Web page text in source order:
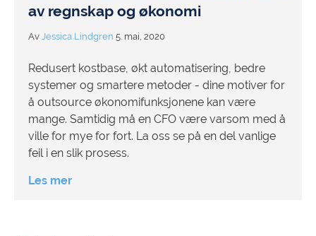
av regnskap og økonomi
Av Jessica Lindgren 5. mai, 2020
Redusert kostbase, økt automatisering, bedre
systemer og smartere metoder - dine motiver for
å outsource økonomifunksjonene kan være
mange. Samtidig må en CFO være varsom med å
ville for mye for fort. La oss se på en del vanlige
feil i en slik prosess.
Les mer